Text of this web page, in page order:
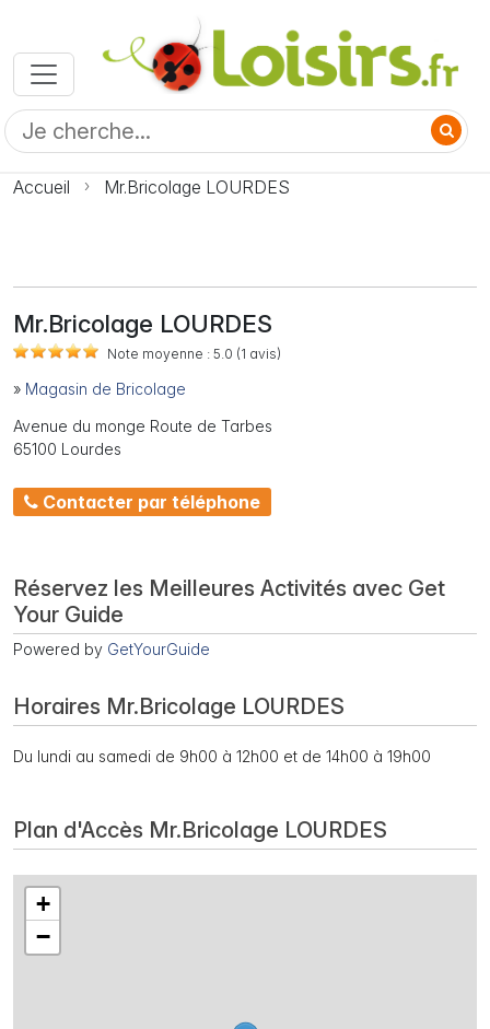
Accueil Mr.Bricolage LOURDES
Mr.Bricolage LOURDES
Note moyenne : 5.0 (1 avis)
» Magasin de Bricolage
Avenue du monge Route de Tarbes
65100 Lourdes
Contacter par téléphone
Réservez les Meilleures Activités avec Get
Your Guide
Powered by GetYourGuide
Horaires Mr.Bricolage LOURDES
Du lundi au samedi de 9h00 à 12h00 et de 14h00 à 19h00
Plan d'Accès Mr.Bricolage LOURDES
+
−